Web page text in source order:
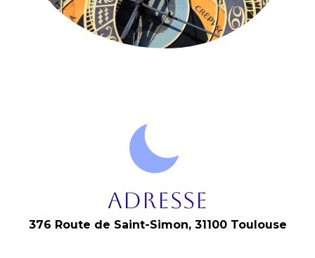
Adresse
376 Route de Saint-Simon, 31100 Toulouse